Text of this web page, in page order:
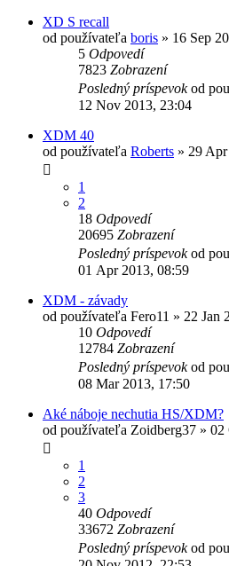
XD S recall
od používateľa boris » 16 Sep
5 Odpovedí
7823 Zobrazení
Posledný príspevokod
12 Nov 2013, 23:04
XDM 40
od používateľa Roberts » 29
1
2
18 Odpovedí
20695 Zobrazení
Posledný príspevokod
01 Apr 2013, 08:59
XDM - závady
od používateľa Fero11 » 22 Jan
10 Odpovedí
12784 Zobrazení
Posledný príspevokod
08 Mar 2013, 17:50
Aké náboje nechutia HS/XDM?
od používateľa Zoidberg37 » 02
1
2
3
40 Odpovedí
33672 Zobrazení
Posledný príspevokod